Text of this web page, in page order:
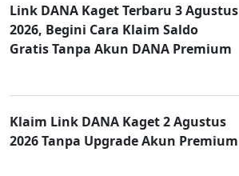
Link DANA Kaget Terbaru 3 Agustus
2026, Begini Cara Klaim Saldo
Gratis Tanpa Akun DANA Premium
Klaim Link DANA Kaget 2 Agustus
2026 Tanpa Upgrade Akun Premium